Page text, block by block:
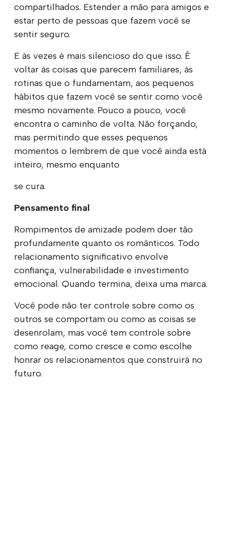
compartilhados. Estender a mão para amigos e
estar perto de pessoas que fazem você se
sentir seguro.
E às vezes é mais silencioso do que isso. É
voltar às coisas que parecem familiares, às
rotinas que o fundamentam, aos pequenos
hábitos que fazem você se sentir como você
mesmo novamente. Pouco a pouco, você
encontra o caminho de volta. Não forçando,
mas permitindo que esses pequenos
momentos o lembrem de que você ainda está
inteiro, mesmo enquanto
se cura.
Pensamento final
Rompimentos de amizade podem doer tão
profundamente quanto os românticos. Todo
relacionamento significativo envolve
confiança, vulnerabilidade e investimento
emocional. Quando termina, deixa uma marca.
Você pode não ter controle sobre como os
outros se comportam ou como as coisas se
desenrolam, mas você tem controle sobre
como reage, como cresce e como escolhe
honrar os relacionamentos que construirá no
futuro.